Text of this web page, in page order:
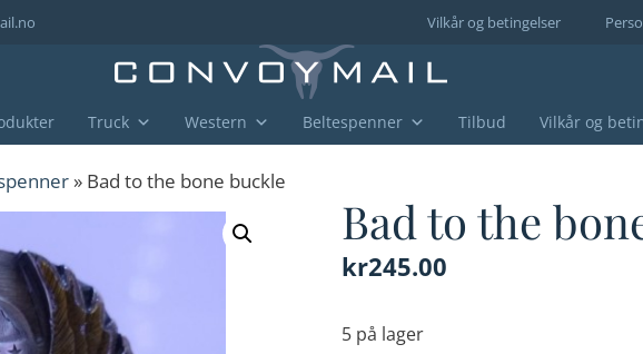
Vilkår og betingelser
Truck Western Beltespenner Tilbud Vilkår og
» Bad to the bone buckle
Bad to the
kr245.00
5 på lager